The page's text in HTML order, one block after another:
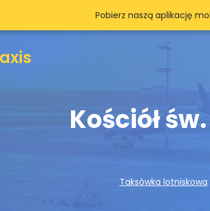
Kościół
Taksówka lotniskowa
Pobierz naszą aplikację